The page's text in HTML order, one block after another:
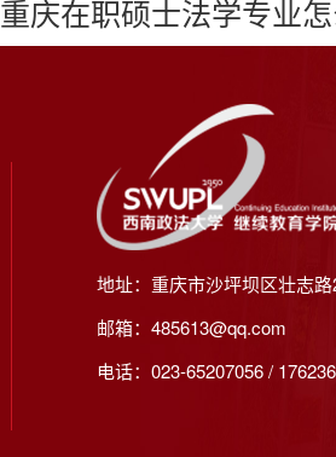
重庆在职硕士法学专业
地址：重庆市沙坪坝区壮志
邮箱：485613@qq.com
电话：023-65207056 /